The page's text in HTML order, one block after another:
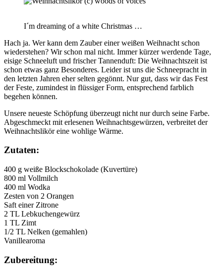
I´m dreaming of a white Christmas …
Hach ja. Wer kann dem Zauber einer weißen Weihnacht schon
wiederstehen? Wir schon mal nicht. Immer kürzer werdende Tage,
eisige Schneeluft und frischer Tannenduft: Die Weihnachtszeit ist
schon etwas ganz Besonderes. Leider ist uns die Schneepracht in
den letzten Jahren eher selten gegönnt. Nur gut, dass wir das Fest
der Feste, zumindest in flüssiger Form, entsprechend farblich
begehen können.
Unsere neueste Schöpfung überzeugt nicht nur durch seine Farbe.
Abgeschmeckt mit erlesenen Weihnachtsgewürzen, verbreitet der
Weihnachtslikör eine wohlige Wärme.
Zutaten:
400 g weiße Blockschokolade (Kuvertüre)
800 ml Vollmilch
400 ml Wodka
Zesten von 2 Orangen
Saft einer Zitrone
2 TL Lebkuchengewürz
1 TL Zimt
1/2 TL Nelken (gemahlen)
Vanillearoma
Zubereitung: